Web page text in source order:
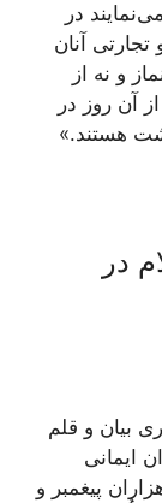
در
آنان
و نه از
آن روز در
هستند.»
در
بيان و قلم
ايمانى
پيغمبر و